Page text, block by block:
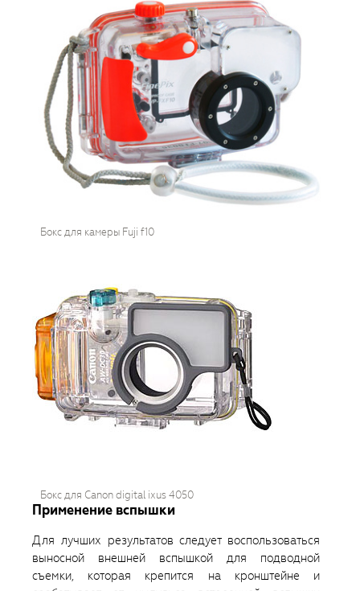
Бокс для камеры Fuji f10
Бокс для Сanon digital ixus 4050
Применение вспышки
Для лучших результатов следует воспользоваться
выносной внешней вспышкой для подводной
съемки, которая крепится на кронштейне и